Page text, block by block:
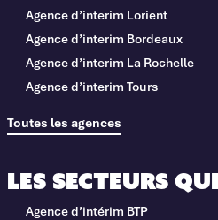
Agence d’interim Lorient
Agence d’interim Bordeaux
Agence d’interim La Rochelle
Agence d’interim Tours
Toutes les agences
Les secteurs
Agence d’intérim BTP